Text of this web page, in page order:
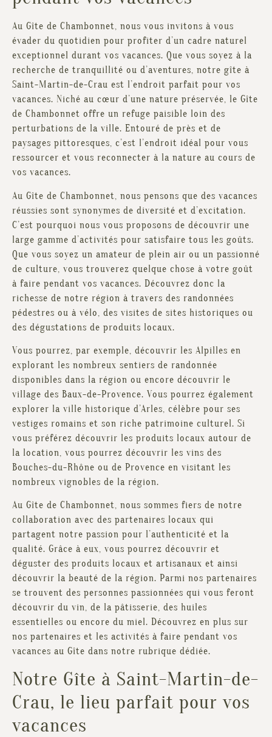
Au Gîte de Chambonnet, nous vous invitons à vous
évader du quotidien pour profiter d’un cadre naturel
exceptionnel durant vos vacances. Que vous soyez à la
recherche de tranquillité ou d’aventures, notre gîte à
Saint-Martin-de-Crau est l’endroit parfait pour vos
vacances. Niché au cœur d’une nature préservée, le Gîte
de Chambonnet offre un refuge paisible loin des
perturbations de la ville. Entouré de près et de
paysages pittoresques, c’est l’endroit idéal pour vous
ressourcer et vous reconnecter à la nature au cours de
vos vacances.
Au Gîte de Chambonnet, nous pensons que des vacances
réussies sont synonymes de diversité et d’excitation.
C’est pourquoi nous vous proposons de découvrir une
large gamme d’activités pour satisfaire tous les goûts.
Que vous soyez un amateur de plein air ou un passionné
de culture, vous trouverez quelque chose à votre goût
à faire pendant vos vacances. Découvrez donc la
richesse de notre région à travers des randonnées
pédestres ou à vélo, des visites de sites historiques ou
des dégustations de produits locaux.
Vous pourrez, par exemple, découvrir les Alpilles en
explorant les nombreux sentiers de randonnée
disponibles dans la région ou encore découvrir le
village des Baux-de-Provence. Vous pourrez également
explorer la ville historique d’Arles, célèbre pour ses
vestiges romains et son riche patrimoine culturel. Si
vous préférez découvrir les produits locaux autour de
la location, vous pourrez découvrir les vins des
Bouches-du-Rhône ou de Provence en visitant les
nombreux vignobles de la région.
Au Gîte de Chambonnet, nous sommes fiers de notre
collaboration avec des partenaires locaux qui
partagent notre passion pour l’authenticité et la
qualité. Grâce à eux, vous pourrez découvrir et
déguster des produits locaux et artisanaux et ainsi
découvrir la beauté de la région. Parmi nos partenaires
se trouvent des personnes passionnées qui vous feront
découvrir du vin, de la pâtisserie, des huiles
essentielles ou encore du miel. Découvrez en plus sur
nos partenaires et les activités à faire pendant vos
vacances au Gîte dans notre rubrique dédiée.
Notre Gîte à Saint-Martin-de-
Crau, le lieu parfait pour vos
vacances